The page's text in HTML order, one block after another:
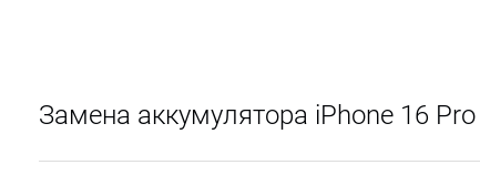
Замена аккумулятора iPhone 16 Pro